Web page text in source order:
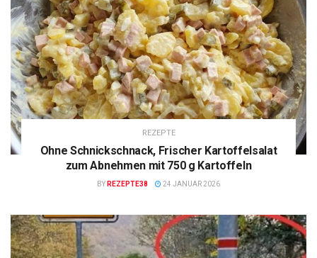
REZEPTE
Ohne Schnickschnack, Frischer Kartoffelsalat
zum Abnehmen mit 750 g Kartoffeln
BY REZEPTE38 24 JANUAR 2026